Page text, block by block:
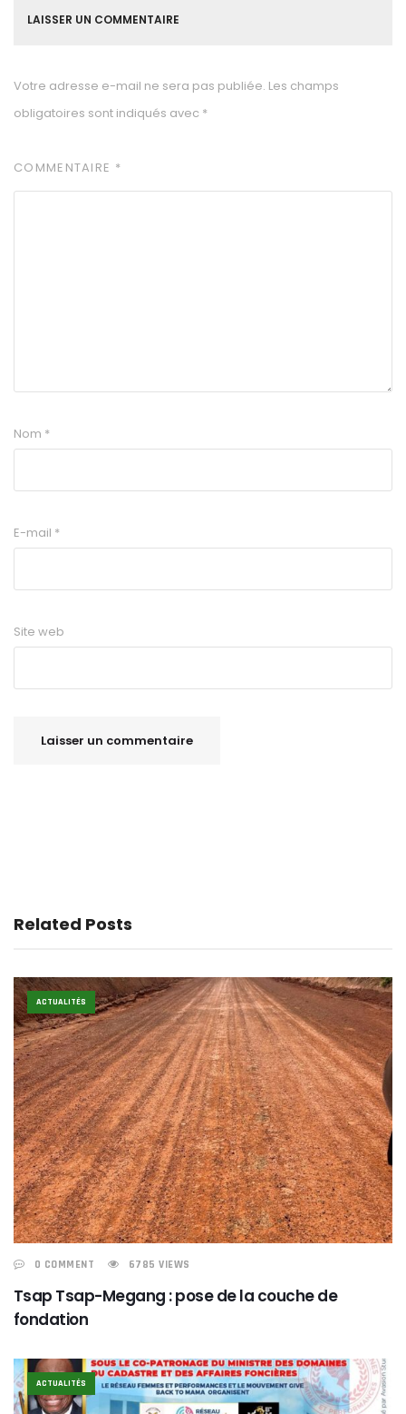
LAISSER UN COMMENTAIRE
Votre adresse e-mail ne sera pas publiée. Les champs
obligatoires sont indiqués avec *
COMMENTAIRE *
Nom *
E-mail *
Site web
Related Posts
ACTUALITÉS
0 COMMENT 6785 VIEWS
Tsap Tsap-Megang : pose de la couche de
fondation
ACTUALITÉS